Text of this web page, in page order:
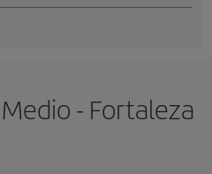
- Fortaleza